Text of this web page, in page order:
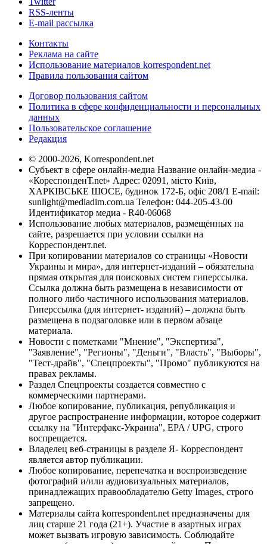
RSS-ленты
E-mail рассылка
Контакты
Реклама на сайте
Использование материалов korrespondent.net
Правила пользования сайтом
Договор пользования сайтом
Политика в сфере конфиденциальности и персональных
данных
Пользовательское соглашение
Редакция
© 2000-2026, Korrespondent.net
Субъект в сфере онлайн-медиа Название онлайн-медиа -
«КореспонденТ.net» Адрес: 02091, місто Київ,
ХАРКІВСЬКЕ ШОСЕ, будинок 172-Б, офіс 208/1 E-mail:
sunlight@mediadim.com.ua Телефон: 044-205-43-00
Идентификатор медиа - R40-06068
Использование любых материалов, размещённых на
сайте, разрешается при условии ссылки на
Корреспондент.net.
При копировании материалов со страницы «Новости
Украины и мира», для интернет-изданий – обязательна
прямая открытая для поисковых систем гиперссылка.
Ссылка должна быть размещена в независимости от
полного либо частичного использования материалов.
Гиперссылка (для интернет- изданий) – должна быть
размещена в подзаголовке или в первом абзаце
материала.
Новости с пометками "Мнение", "Экспертиза",
"Заявление", "Регионы", "Деньги", "Власть", "Выборы",
"Тест-драйв", "Спецпроекты", "Промо" публикуются на
правах рекламы.
Раздел Спецпроекты создается совместно с
коммерческими партнерами.
Любое копирование, публикация, републикация и
другое распространение информации, которое содержит
ссылку на "Интерфакс-Украина", EPA / UPG, строго
воспрещается.
Владелец веб-страницы в разделе Я- Корреспондент
является автор публикации.
Любое копирование, перепечатка и воспроизведение
фотографий и/или аудиовизуальных материалов,
принадлежащих правообладателю Getty Images, строго
запрещено.
Материалы сайта korrespondent.net предназначены для
лиц старше 21 года (21+). Участие в азартных играх
может вызвать игровую зависимость. Соблюдайте